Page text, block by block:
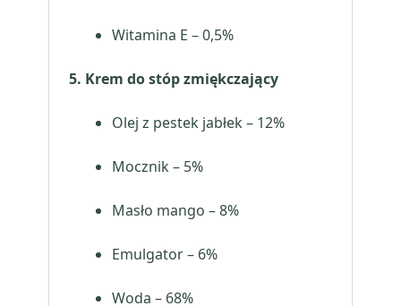
Witamina E – 0,5%
5. Krem do stóp zmiękczający
Olej z pestek jabłek – 12%
Mocznik – 5%
Masło mango – 8%
Emulgator – 6%
Woda – 68%